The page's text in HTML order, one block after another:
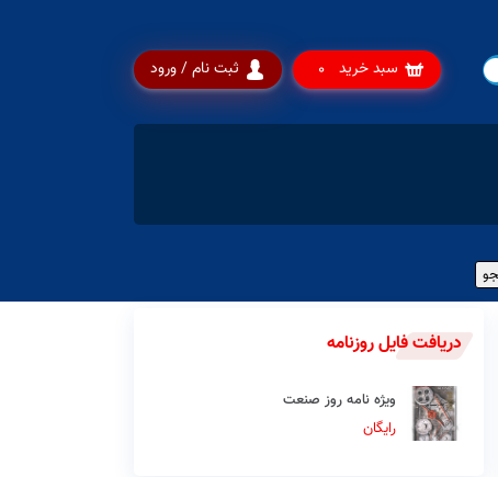
ثبت نام / ورود سبد خرید 0
دریافت فایل روزنامه
ویژه نامه روز صنعت
رایگان